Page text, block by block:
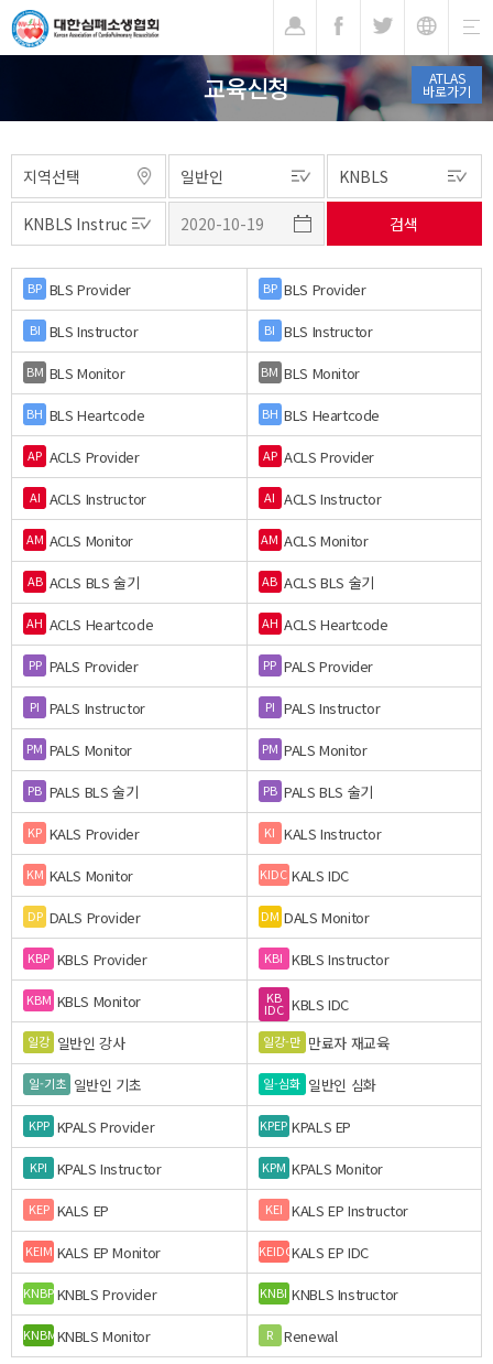
ATLAS
바로가기
교육신청
BP BLS Provider BP BLS Provider
BI BLS Instructor BI BLS Instructor
BM BLS Monitor BM BLS Monitor
BH BLS Heartcode BH BLS Heartcode
AP ACLS Provider AP ACLS Provider
AI ACLS Instructor AI ACLS Instructor
AM ACLS Monitor AM ACLS Monitor
AB ACLS BLS 술기 AB ACLS BLS 술기
AH ACLS Heartcode AH ACLS Heartcode
PP PALS Provider PP PALS Provider
PI PALS Instructor PI PALS Instructor
PM PALS Monitor PM PALS Monitor
PB PALS BLS 술기 PB PALS BLS 술기
KP KALS Provider KI KALS Instructor
KM KALS Monitor KIDC KALS IDC
DP DALS Provider DM DALS Monitor
KBP KBLS Provider KBI KBLS Instructor
KBM KBLS Monitor KB
IDC KBLS IDC
일강 일반인 강사 일강-만 만료자 재교육
일-기초 일반인 기초 일-심화 일반인 심화
KPP KPALS Provider KPEP KPALS EP
KPI KPALS Instructor KPM KPALS Monitor
KEP KALS EP KEI KALS EP Instructor
KEIM KALS EP Monitor KEIDCKALS EP IDC
KNBPKNBLS Provider KNBI KNBLS Instructor
KNBMKNBLS Monitor R Renewal